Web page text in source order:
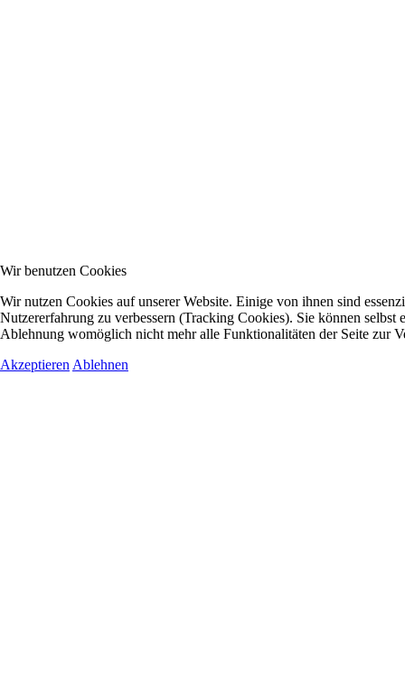
Wir benutzen Cookies
Wir nutzen Cookies auf unserer Website. Einige von ihnen sind
Nutzererfahrung zu verbessern (Tracking Cookies). Sie können selbst
Ablehnung womöglich nicht mehr alle Funktionalitäten der Seite zur
Akzeptieren Ablehnen